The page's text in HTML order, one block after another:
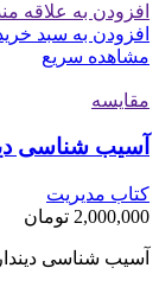
افزودن به علاقه
افزودن به سبد
مشاهده سریع
مقایسه
آسیب شناسی
کتاب مدیریت
2,000,000 تومان
آسیب شناسی